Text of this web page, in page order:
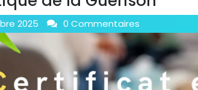
2025 0 Commentaires